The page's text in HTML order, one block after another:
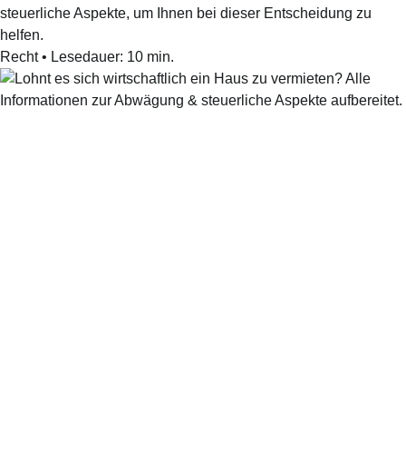
steuerliche Aspekte, um Ihnen bei dieser Entscheidung zu
helfen.
Recht • Lesedauer: 10 min.